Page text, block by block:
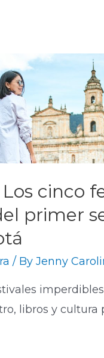
cinco
primer
/ ByJenny
libros y cultura